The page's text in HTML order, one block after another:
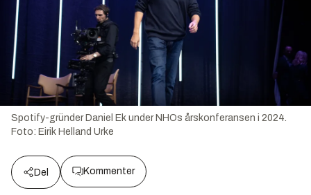
Spotify-gründer Daniel Ek under NHOs årskonferansen i 2024.
Foto: Eirik Helland Urke
Del Kommenter